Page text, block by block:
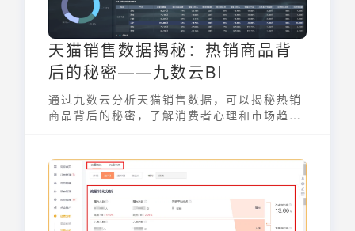
天猫销售数据揭秘：热销商品背
后的秘密——九数云BI
通过九数云分析天猫销售数据，可以揭秘热销
商品背后的秘密，了解消费者心理和市场趋